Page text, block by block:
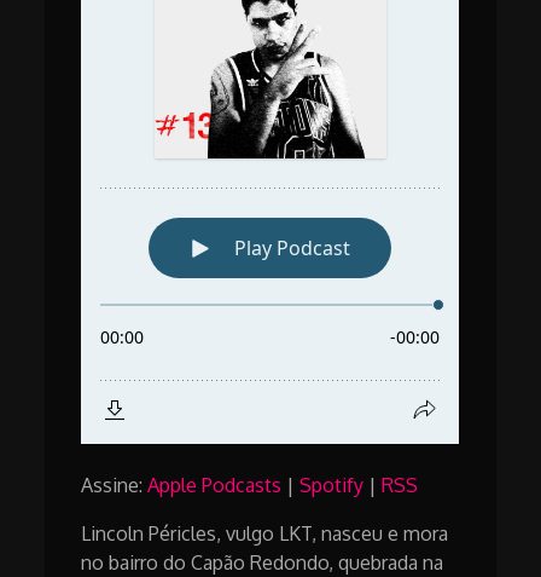
Assine:Apple Podcasts |Spotify |RSS
Lincoln Péricles, vulgo LKT, nasceu e mora
no bairro do Capão Redondo, quebrada na